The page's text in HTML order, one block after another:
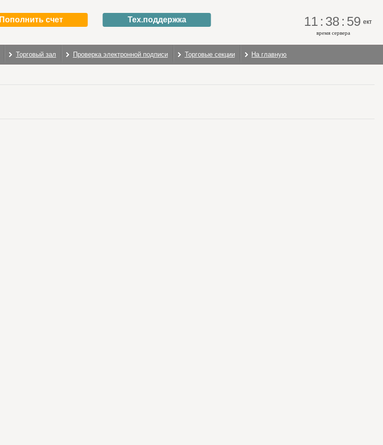
Пополнить счет Тех.поддержка 11 : 38 : 59 ект
время сервера
Торговый зал Проверка электронной подписи Торговые секции На главную